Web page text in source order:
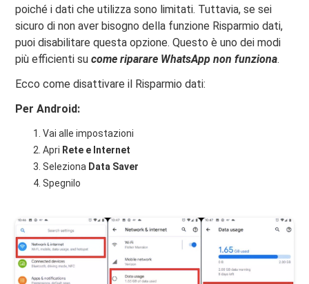
poiché i dati che utilizza sono limitati. Tuttavia, se sei
sicuro di non aver bisogno della funzione Risparmio dati,
puoi disabilitare questa opzione. Questo è uno dei modi
più efficienti sucome riparare WhatsApp non funziona.
Ecco come disattivare il Risparmio dati:
Per Android:
Vai alle impostazioni
Apri Rete e Internet
Seleziona Data Saver
Spegnilo